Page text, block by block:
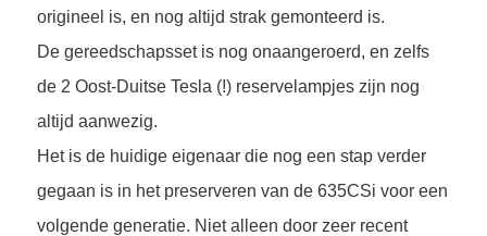
origineel is, en nog altijd strak gemonteerd is.
De gereedschapsset is nog onaangeroerd, en zelfs
de 2 Oost-Duitse Tesla (!) reservelampjes zijn nog
altijd aanwezig.
Het is de huidige eigenaar die nog een stap verder
gegaan is in het preserveren van de 635CSi voor een
volgende generatie. Niet alleen door zeer recent